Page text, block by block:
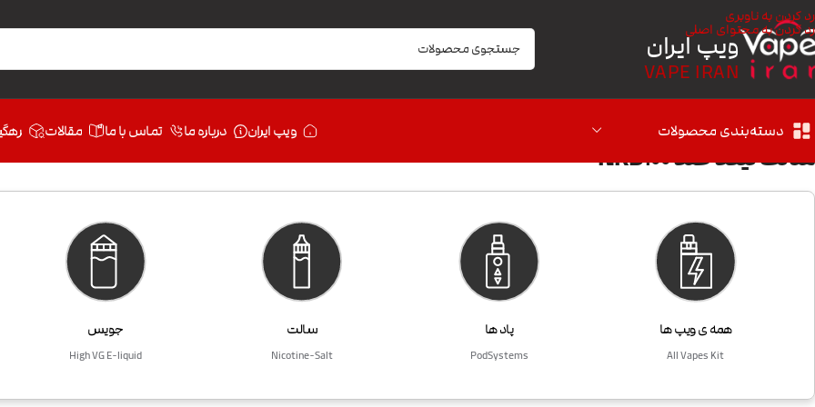
رد کردن به ناوبری
رد کردن به محتوای اصلی
ویپ ایران
VAPE IRAN
دسته‌بندی محصولات ویپ ایران درباره ما تماس با ما مقالات
سالت نیکد صد NKD100
همه ی ویپ ها
All Vapes Kit
پاد ها
PodSystems
سالت
Nicotine-Salt
جویس
High VG E-liquid